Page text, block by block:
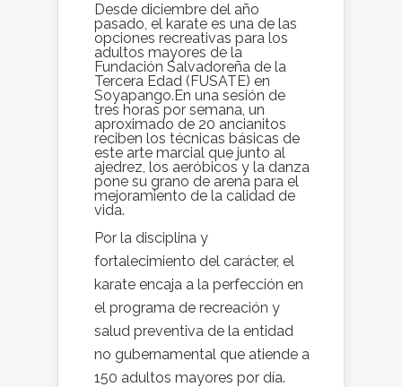
Desde diciembre del año
pasado, el karate es una de las
opciones recreativas para los
adultos mayores de la
Fundación Salvadoreña de la
Tercera Edad (FUSATE) en
Soyapango.En una sesión de
tres horas por semana, un
aproximado de 20 ancianitos
reciben los técnicas básicas de
este arte marcial que junto al
ajedrez, los aeróbicos y la danza
pone su grano de arena para el
mejoramiento de la calidad de
vida.
Por la disciplina y
fortalecimiento del carácter, el
karate encaja a la perfección en
el programa de recreación y
salud preventiva de la entidad
no gubernamental que atiende a
150 adultos mayores por día.